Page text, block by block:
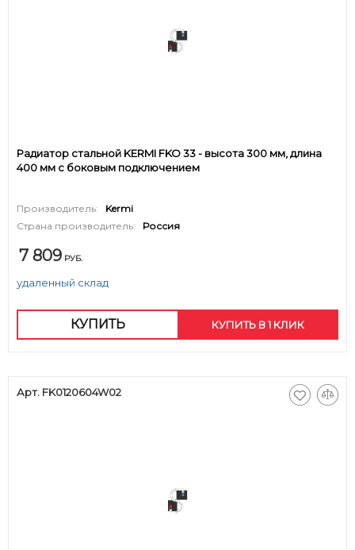
Радиатор стальной KERMI FKO 33 - высота 300 мм, длина
400 мм с боковым подключением
Производитель:
Kermi
Страна производитель:
Россия
7 809 РУБ.
удаленный склад
КУПИТЬ КУПИТЬ В 1 КЛИК
Арт. FK0120604W02